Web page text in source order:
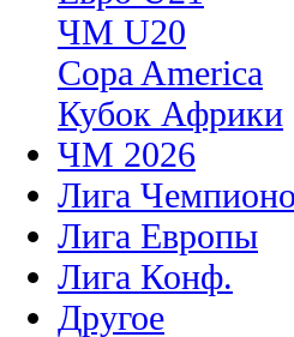
ЧМ U20
Copa America
Кубок Африки
ЧМ 2026
Лига
Лига Европы
Лига Конф.
Другое